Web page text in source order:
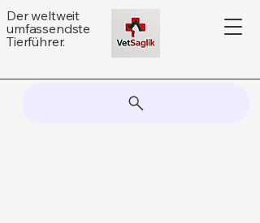
Der weltweit
umfassendste
Tierführer.